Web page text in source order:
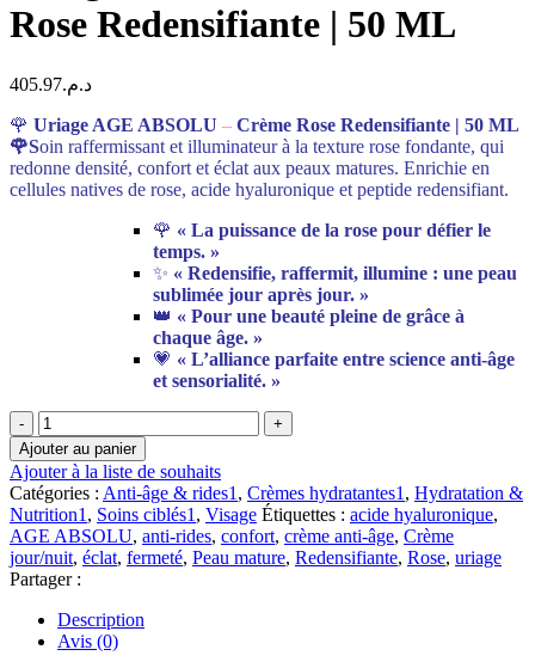
Rose Redensifiante | 50 ML
د.م.405.97
🌹 Uriage AGE ABSOLU – Crème Rose Redensifiante | 50 ML
🌹Soin raffermissant et illuminateur à la texture rose fondante, qui
redonne densité, confort et éclat aux peaux matures. Enrichie en
cellules natives de rose, acide hyaluronique et peptide redensifiant.
🌹 « La puissance de la rose pour défier le
temps. »
✨ « Redensifie, raffermit, illumine : une peau
sublimée jour après jour. »
👑 « Pour une beauté pleine de grâce à
chaque âge. »
💗 « L’alliance parfaite entre science anti-âge
et sensorialité. »
quantité
de
Uriage
AGE
ABSOLU
–
Crème
Rose
Redensifiante
|
50
ML
Ajouter au panier
Ajouter à la liste de souhaits
Catégories : Anti-âge & rides1 , Crèmes hydratantes1 , Hydratation &
Nutrition1 , Soins ciblés1 , Visage Étiquettes : acide hyaluronique,
AGE ABSOLU, anti-rides, confort, crème anti-âge, Crème
jour/nuit, éclat, fermeté, Peau mature, Redensifiante, Rose, uriage
Partager :
Description
Avis (0)